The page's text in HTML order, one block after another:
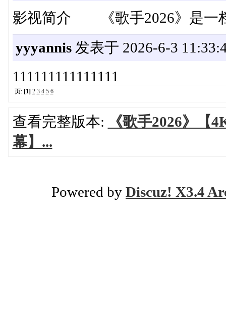
影视简介 《歌手2026》是一
yyyannis发表于 2026-6-3
111111111111111
页: [1] 2 3 4 5 6
查看完整版本:
《歌手2026》【
幕】...
Powered by Discuz! X3.4